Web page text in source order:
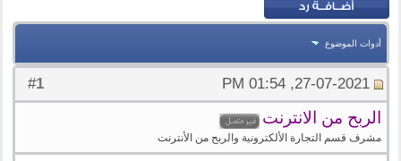
أدوات الموضوع
#
1 27-07-2021, 01:54 PM
الربح من الانترنت
مشرف قسم التجارة الألكترونية والربح من الأنترنت